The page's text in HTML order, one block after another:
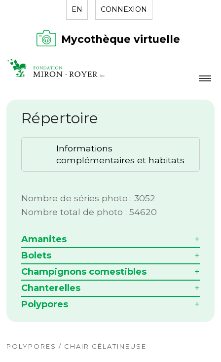
EN CONNEXION
Mycothèque virtuelle
LA FONDATION
NOUVELLES
RÉPERTOIRE
Répertoire
Informations
complémentaires et habitats
Nombre de séries photo : 3052
Nombre total de photo : 54620
Amanites
Bolets
Champignons comestibles
Chanterelles
Polypores
POLYPORES / CHAIR GÉLATINEUSE